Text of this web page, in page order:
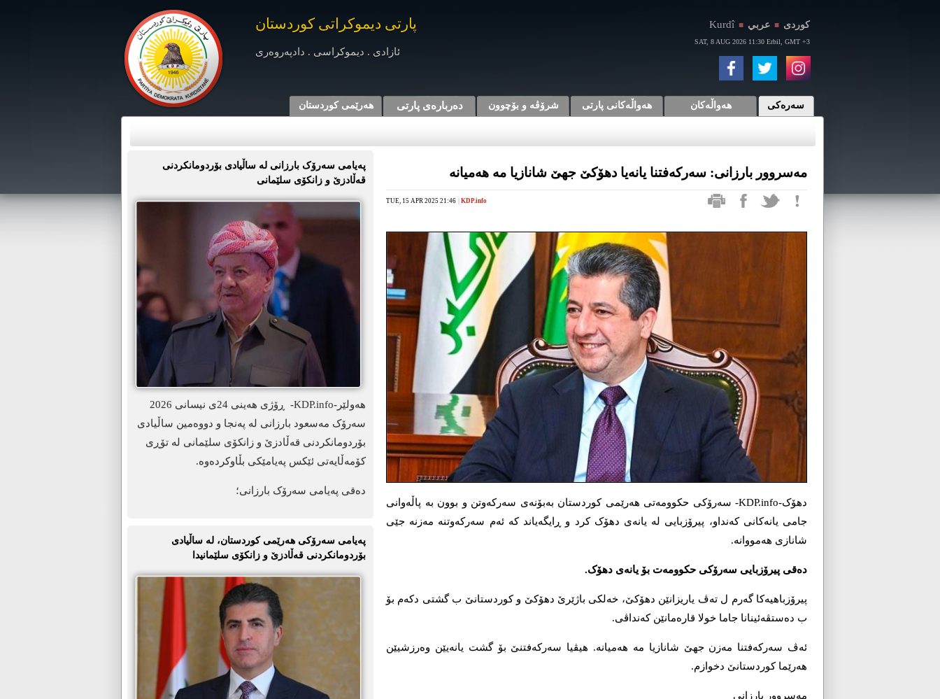
Kurdî ■ كوردی ■ عربي
SAT, 8 AUG 2026 11:30 Erbil, GMT +3
هه‌رێمی کوردستان دەربارەی پارتی شرۆڤه‌ و بۆچوون هەواڵەکانی پارتی هەواڵەکان سەرەکی
پارتی دیموکراتی کوردستان
ئازادی . دیموکراسی . دادپەروەری
مەسروور بارزانی: سەركەفتنا یانەیا دهۆكێ جهێ شانازیا مە هەمیانە
TUE, 15 APR 2025 21:46 KDP.info
دھۆک-KDP.info- سەرۆکی حکوومەتی ھەرێمی کوردستان بەبۆنەی سەرکەوتن و بوون بە پاڵەوانی
جامی یانەکانی کەنداو، پیرۆزبایی لە یانەی دھۆک کرد و ڕایگەیاند کە ئەم سەرکەوتنە مەزنە جێی
شانازی ھەمووانە.
دەقی پیرۆزبایی سەرۆکی حکوومەت بۆ یانەی دهۆک.
پیرۆزباهیەکا گەرم ل تەڤ یاریزانێن دهۆکێ، خەلکی باژێرێ دهۆکێ و کوردستانێ ب گشتی دکەم بۆ
ب دەستڤەئینانا جاما خولا قارەمانێن کەنداڤی.
ئەڤ سەرکەفتنا مەزن جهێ شانازیا مە هەمیانە. هیڤیا سەرکەفتنێ بۆ گشت یانەیێن وەرزشیێن
هەرێما کوردستانێ دخوازم.
مەسروور بارزانی
پەیامی سەرۆک بارزانی لە ساڵیادی بۆردومانکردنی
قەڵادزێ و زانکۆی سلێمانی
ھەولێر-KDP.info- ڕۆژی هەینی 24ی نیسانی 2026
سەرۆک مەسعود بارزانی لە پەنجا و دووەمین ساڵیادی
بۆردومانکردنی قەڵادزێ و زانکۆی سلێمانی لە تۆڕی
کۆمەڵایەتی ئێکس پەیامێکی بڵاوکردەوە.
دەقی پەیامی سەرۆک بارزانی؛
پەیامی سەرۆکی ھەرێمی کوردستان، لە ساڵیادی
بۆردومانکردنی قەڵادزێ و زانکۆی سلێمانیدا